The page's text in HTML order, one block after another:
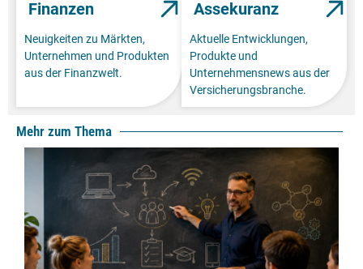
Finanzen
Neuigkeiten zu Märkten,
Unternehmen und Produkten
aus der Finanzwelt.
Assekuranz
Aktuelle Entwicklungen,
Produkte und
Unternehmensnews aus der
Versicherungsbranche.
Mehr zum Thema